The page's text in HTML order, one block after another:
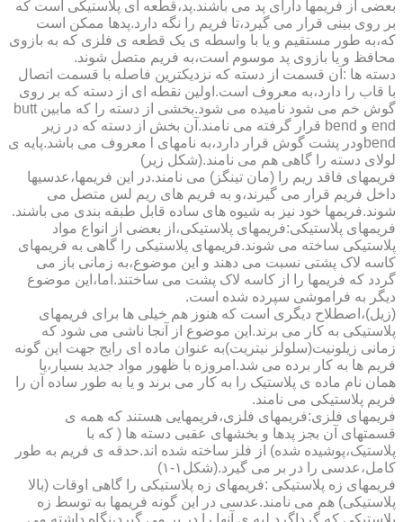
بعضی از فریمها دارای پد می باشند.پد،قطعه ای پلاستیکی است که
بر روی بینی قرار می گیرد،تا فریم را نگه دارد.پدها ممکن است
که،به طور مستقیم و یا با واسطه ی یک قطعه ی فلزی که به بازوی
محافظ و یا بازوی پد موسوم است،به فریم متصل شوند.
دسته ها :آن قسمت از دسته که نزدیکترین فاصله با قسمت اتصال
با قاب را دارد،به معروف است.اولین نقطه ای از دسته که بر روی
گوش خم می شود نامیده می شود.بخشی از دسته را که مابین butt
end و bend قرار گرفته می نامند.آن بخش از دسته که در زیر
bendودر پشت گوش قرار دارد،به نامهای l معروف می باشد.پایه ی
لولای دسته را گاهی هم می نامند.(شکل زیر)
فریمهای فاقد ریم را (مان تینگز) می نامند.در این فریمها،عدسیها
داخل فریم قرار می گیرند،و به فریم های ریم لس متصل می
شوند.فریمها خود نیز به شیوه های ساده قابل طبقه بندی می باشند.
فریمهای پلاستیکی:فریمهای پلاستیکی،از بعضی از انواع مواد
پلاستیکی ساخته می شوند.فریمهای پلاستیکی را گاهی به فریمهای
کاسه لاک پشتی نسبت می دهند و این موضوع،به زمانی باز می
گردد که فریمها را از کاسه لاک پشت می ساختند.اما،این موضوع
دیگر به فراموشی سپرده شده است.
(زیل)،اصطلاح دیگری است که هنوز هم خیلی ها برای فریمهای
پلاستیکی به کار می برند.این موضوع از آنجا ناشی می شود که
زمانی زیلونیت(سلولز نیتریت)به عنوان ماده ای رایج جهت این گونه
فریم ها به کار برده می شد.امروزه با ظهور مواد جدید بسیار،یا
همان نام ماده ی پلاستیک را به کار می برند و یا به طور ساده آن را
فریم پلاستیکی می نامند.
فریمهای فلزی:فریمهای فلزی،فریمهایی هستند که همه ی
قسمتهای آن بجز پدها و بخشهای عقبی دسته ها ( که با
پلاستیک،پوشیده شده) از فلز ساخته شده اند.حدقه ی فریم به طور
کامل،عدسی را در بر می گیرد.(شکل۱-۱)
فریمهای زه پلاستیکی :فریمهای زه پلاستیکی را گاهی اوقات (بالا
پلاستیکی) هم می نامند.عدسی در این گونه فریمها به توسط زه